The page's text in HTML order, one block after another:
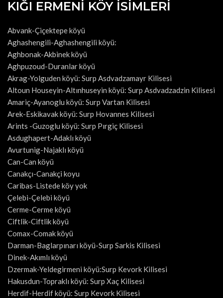
KIĞI ERMENİ KÖY İSİMLERİ
Abvank-Çiçektepe köyü
Aghashengili-Aghashengili köyü:
Aghbonak-Akbinek köyü
Aghpuzoud-Duranlar köyü
Akrag-Yolguden köyü: Surp Asdvadzamayr Kilisesi
Altoun Houseyin-Altınhuseyin köyü: Surp Asdvadzadzin Kilisesi
Amariç-Ayanoglu köyü: Surp Vartan Kilisesi
Arek-Eskikavak köyü: Surp Hovannes Kilisesi
Arints -Guzoglu köyü: Surp Pırgiç Kilisesi
Asdughapert-Adaklı köyü
Avurtunig-Najaklı köyü
Can-Can köyü
Canakçı-Canakçi koyu
Caribas-Listede köy yok
Çelebi-Çelebi köyü
Cerme-Cerme köyü
Ciftlik-Ciftlik köyü
Comax-Comak köyü
Darman-Baglarpınarı köyü-Surp Sarkis Kilisesi
Dinek-Akımlı köyü
Dzermak-Yeldegirmeni köyü:Surp Kevork Kilisesi
Hakusdun-Topraklı köyü: Surp Xaç Kilisesi
Herdif-Herdif köyü: Surp Kevork Kilisesi